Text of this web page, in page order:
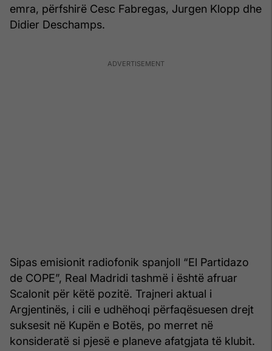
emra, përfshirë Cesc Fabregas, Jurgen Klopp dhe
Didier Deschamps.
Sipas emisionit radiofonik spanjoll “El Partidazo
de COPE”, Real Madridi tashmë i është afruar
Scalonit për këtë pozitë. Trajneri aktual i
Argjentinës, i cili e udhëhoqi përfaqësuesen drejt
suksesit në Kupën e Botës, po merret në
konsideratë si pjesë e planeve afatgjata të klubit.